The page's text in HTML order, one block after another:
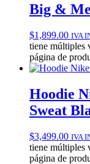
Big &
$1,899.00 IVA
tiene múltiples
página de
Hoodie
Sweat
$3,499.00 IVA
tiene múltiples
página de